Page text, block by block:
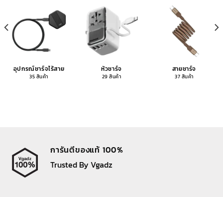
อุปกรณ์ชาร์จไร้สาย
35 สินค้า
หัวชาร์จ
29 สินค้า
สายชาร์จ
37 สินค้า
การันตีของแท้ 100%
Trusted By Vgadz